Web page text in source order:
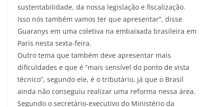
sustentabilidade, da nossa legislação e fiscalização.
Isso nós também vamos ter que apresentar”, disse
Guaranys em uma coletiva na embaixada brasileira em
Paris nesta sexta-feira.
Outro tema que também deve apresentar mais
dificuldades e que é “mais sensível do ponto de vista
técnico”, segundo ele, é o tributário, já que o Brasil
ainda não conseguiu realizar uma reforma nessa área.
Segundo o secretário-executivo do Ministério da